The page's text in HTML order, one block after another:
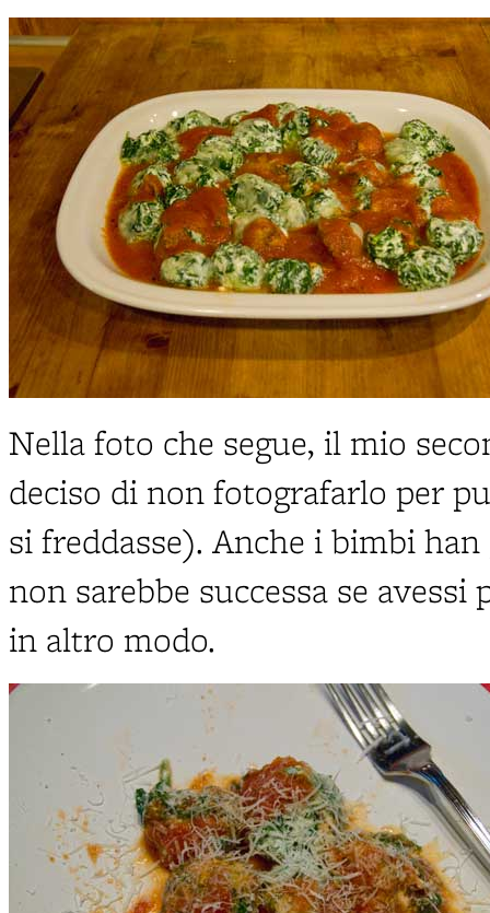
Nella foto che segue, il mio
deciso di non fotografarlo per
si freddasse). Anche i bimbi
non sarebbe successa se
in altro modo.